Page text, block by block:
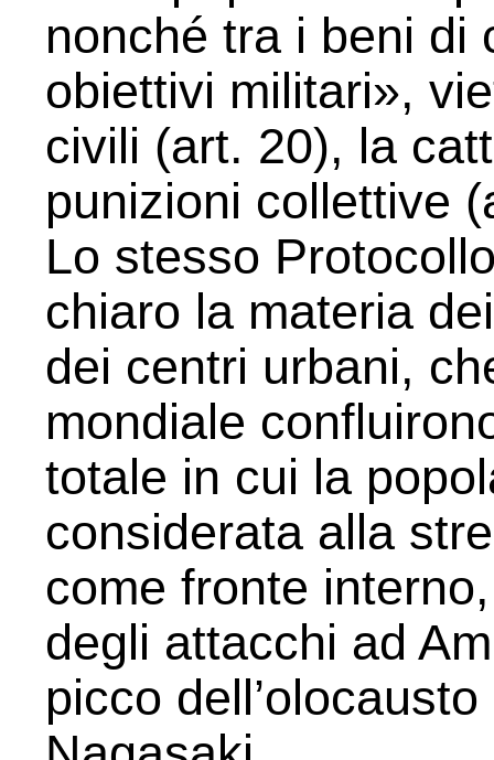
nonché tra i beni di
obiettivi militari»,
civili (art. 20), la
punizioni collettive
Lo stesso
chiaro la materia
dei centri urbani,
mondiale
totale in cui la
considerata alla
come fronte
degli attacchi ad
picco